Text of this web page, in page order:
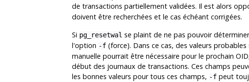
de transactions partiellement validées. Il est alors
doivent être recherchées et le cas échéant corrigées.
Si pg_resetwal se plaint de ne pas pouvoir
l'option -f (force). Dans ce cas, des valeurs
manuelle pourrait être nécessaire pour le prochain
début des journaux de transactions. Ces champs
les bonnes valeurs pour tous ces champs, -f peut